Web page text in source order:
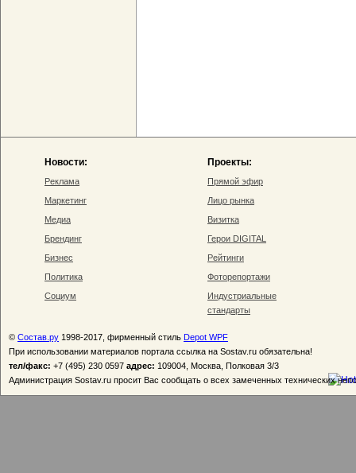
Новости:
Реклама
Маркетинг
Медиа
Брендинг
Бизнес
Политика
Социум
Проекты:
Прямой эфир
Лицо рынка
Визитка
Герои DIGITAL
Рейтинги
Фоторепортажи
Индустриальные
стандарты
© Состав.ру 1998-2017, фирменный стиль Depot WPF
При использовании материалов портала ссылка на Sostav.ru обязательна!
тел/факс: +7 (495) 230 0597 адрес: 109004, Москва, Полковая 3/3
Администрация Sostav.ru просит Вас сообщать о всех замеченных технических